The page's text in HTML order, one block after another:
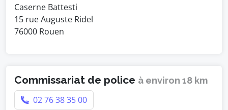
Caserne Battesti
15 rue Auguste Ridel
76000 Rouen
Commissariat de police à environ 18 km
02 76 38 35 00